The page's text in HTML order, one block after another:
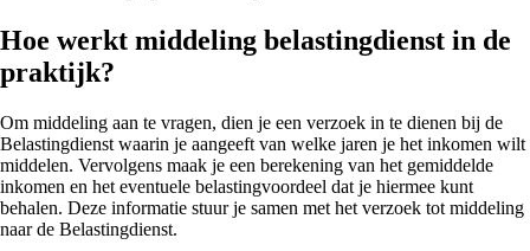
Hoe werkt middeling belastingdienst in de
praktijk?
Om middeling aan te vragen, dien je een verzoek in te dienen bij de
Belastingdienst waarin je aangeeft van welke jaren je het inkomen wilt
middelen. Vervolgens maak je een berekening van het gemiddelde
inkomen en het eventuele belastingvoordeel dat je hiermee kunt
behalen. Deze informatie stuur je samen met het verzoek tot middeling
naar de Belastingdienst.